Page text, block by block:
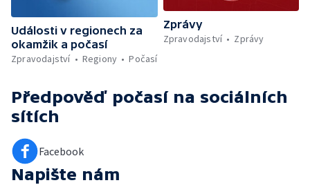
Události v regionech za
okamžik a počasí
Zpravodajství
Regiony Počasí
Zprávy
Zpravodajství
Zprávy
Předpověď počasí na sociálních
sítích
Facebook
Napište nám